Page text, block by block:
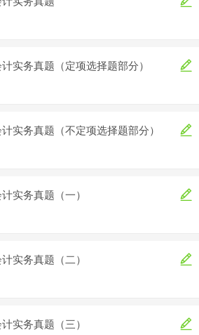
实务真题（定项选择题部分）
实务真题（不定项选择题部分）
实务真题（一）
实务真题（二）
实务真题（三）